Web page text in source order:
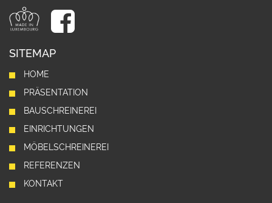
SITEMAP
HOME
PRÄSENTATION
BAUSCHREINEREI
EINRICHTUNGEN
MÖBELSCHREINEREI
REFERENZEN
KONTAKT